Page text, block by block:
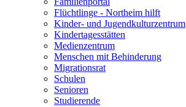
Flüchtlinge - Northeim hilft
Kinder- und Jugendkulturzentrum
Kindertagesstätten
Medienzentrum
Menschen mit Behinderung
Migrationsrat
Schulen
Senioren
Studierende